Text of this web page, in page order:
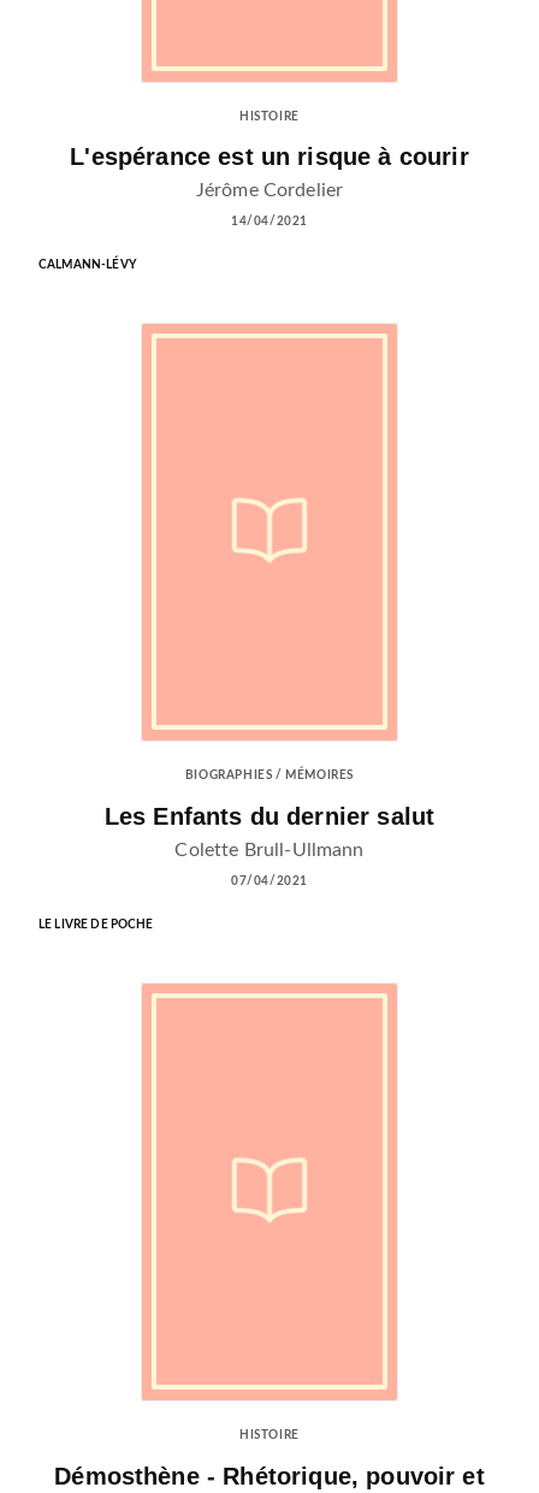
HISTOIRE
L'espérance est un risque à courir
Jérôme Cordelier
14/04/2021
CALMANN-LÉVY
BIOGRAPHIES / MÉMOIRES
Les Enfants du dernier salut
Colette Brull-Ullmann
07/04/2021
LE LIVRE DE POCHE
HISTOIRE
Démosthène - Rhétorique, pouvoir et